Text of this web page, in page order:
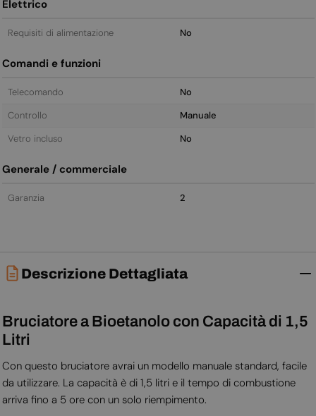
Elettrico
Requisiti di alimentazione No
Comandi e funzioni
Telecomando
No
Controllo
Manuale
Vetro incluso
No
Generale / commerciale
Garanzia 2
Descrizione Dettagliata
Bruciatore a Bioetanolo con Capacità di 1,5
Litri
Con questo bruciatore avrai un modello manuale standard, facile
da utilizzare. La capacità è di 1,5 litri e il tempo di combustione
arriva fino a 5 ore con un solo riempimento.